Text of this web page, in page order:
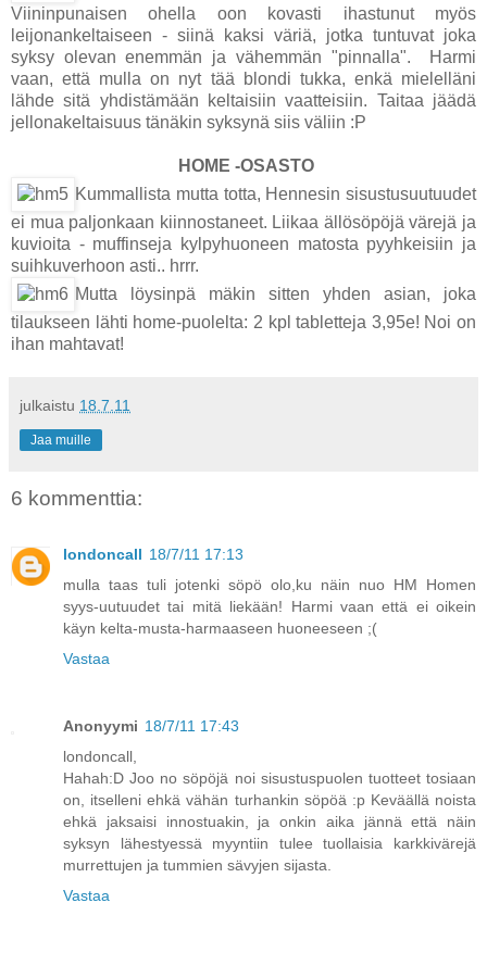
Viininpunaisen ohella oon kovasti ihastunut myös
leijonankeltaiseen - siinä kaksi väriä, jotka tuntuvat joka
syksy olevan enemmän ja vähemmän "pinnalla". Harmi
vaan, että mulla on nyt tää blondi tukka, enkä mielelläni
lähde sitä yhdistämään keltaisiin vaatteisiin. Taitaa jäädä
jellonakeltaisuus tänäkin syksynä siis väliin :P
HOME -OSASTO
Kummallista mutta totta, Hennesin sisustusuutuudet
ei mua paljonkaan kiinnostaneet. Liikaa ällösöpöjä värejä ja
kuvioita - muffinseja kylpyhuoneen matosta pyyhkeisiin ja
suihkuverhoon asti.. hrrr.
Mutta löysinpä mäkin sitten yhden asian, joka
tilaukseen lähti home-puolelta: 2 kpl tabletteja 3,95e! Noi on
ihan mahtavat!
julkaistu 18.7.11
Jaa muille
6 kommenttia:
londoncall 18/7/11 17:13
mulla taas tuli jotenki söpö olo,ku näin nuo HM Homen
syys-uutuudet tai mitä liekään! Harmi vaan että ei oikein
käyn kelta-musta-harmaaseen huoneeseen ;(
Vastaa
Anonyymi 18/7/11 17:43
londoncall,
Hahah:D Joo no söpöjä noi sisustuspuolen tuotteet tosiaan
on, itselleni ehkä vähän turhankin söpöä :p Keväällä noista
ehkä jaksaisi innostuakin, ja onkin aika jännä että näin
syksyn lähestyessä myyntiin tulee tuollaisia karkkivärejä
murrettujen ja tummien sävyjen sijasta.
Vastaa